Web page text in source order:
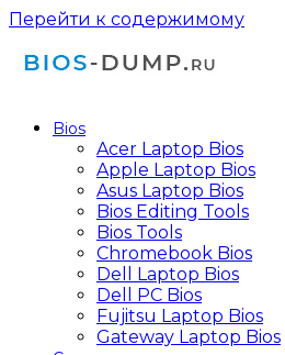
Перейти к содержимому
Bios
Acer Laptop Bios
Apple Laptop Bios
Asus Laptop Bios
Bios Editing Tools
Bios Tools
Chromebook Bios
Dell Laptop Bios
Dell PC Bios
Fujitsu Laptop Bios
Gateway Laptop Bios